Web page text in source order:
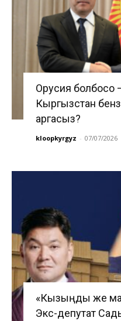
Орусия болбосо
Кыргызстан
аргасыз?
kloopkyrgyz - 07/07/2026
«Кызыңды же
Экс-депутат